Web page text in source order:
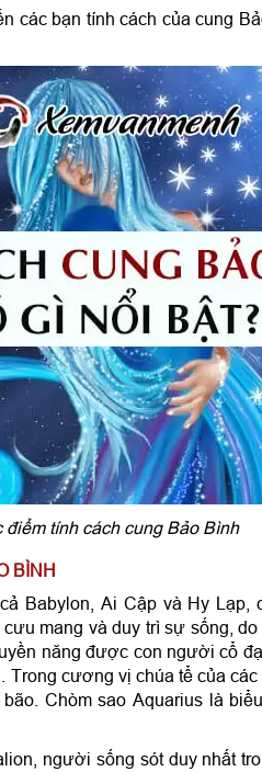
các bạn tính cách của cung
điểm tính cách cung Bảo Bình
BÌNH
Babylon, Ai Cập và Hy Lạp,
mang và duy trì sự sống,
năng được con người cổ
cương vị chúa tể của
Chòm sao Aquarius là
người sống sót duy nhất